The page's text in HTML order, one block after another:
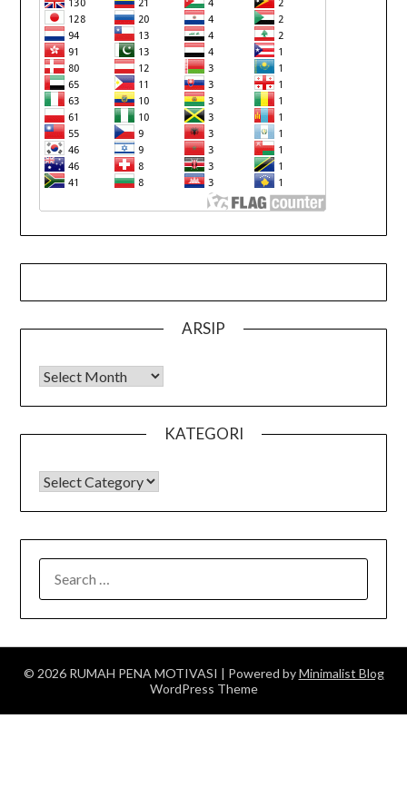
ARSIP
Arsip
KATEGORI
KATEGORI
FOR:
© 2026 RUMAH PENA MOTIVASI | Powered byMinimalist Blog
WordPress Theme